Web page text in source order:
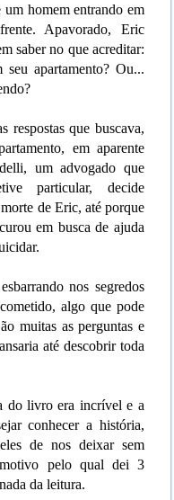
homem entrando em
Apavorado, Eric
saber no que acreditar:
apartamento? Ou...
respostas que buscava,
em aparente
um advogado que
particular, decide
de Eric, até porque
em busca de ajuda
nos segredos
algo que pode
muitas as perguntas e
até descobrir toda
do livro era incrível e a
conhecer a história,
de nos deixar sem
pelo qual dei 3
da leitura.